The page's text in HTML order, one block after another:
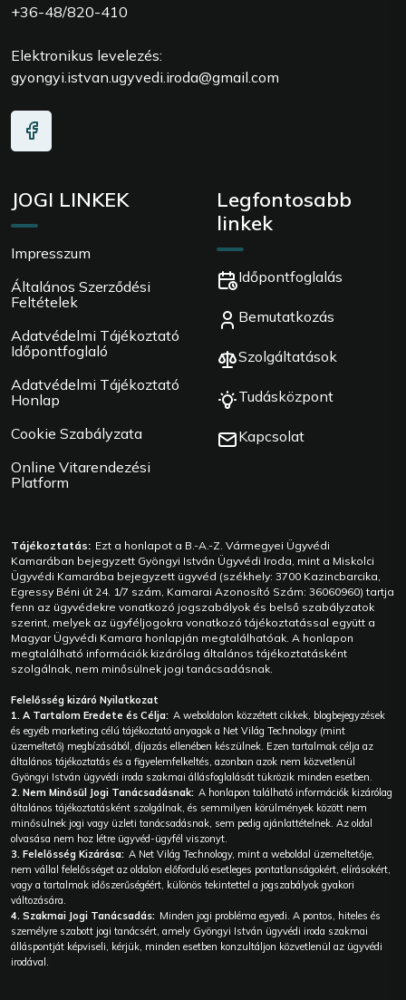
+36-48/820-410
Elektronikus levelezés:
gyongyi.istvan.ugyvedi.iroda@gmail.com
JOGI LINKEK
Impresszum
Általános Szerződési
Feltételek
Adatvédelmi Tájékoztató
Időpontfoglaló
Adatvédelmi Tájékoztató
Honlap
Cookie Szabályzata
Online Vitarendezési
Platform
Legfontosabb
linkek
Időpontfoglalás
Bemutatkozás
Szolgáltatások
Tudásközpont
Kapcsolat
Tájékoztatás: Ezt a honlapot a B.-A.-Z. Vármegyei Ügyvédi
Kamarában bejegyzett Gyöngyi István Ügyvédi Iroda, mint a Miskolci
Ügyvédi Kamarába bejegyzett ügyvéd (székhely: 3700 Kazincbarcika,
Egressy Béni út 24. 1/7 szám, Kamarai Azonosító Szám: 36060960) tartja
fenn az ügyvédekre vonatkozó jogszabályok és belső szabályzatok
szerint, melyek az ügyféljogokra vonatkozó tájékoztatással együtt a
Magyar Ügyvédi Kamara honlapján megtalálhatóak. A honlapon
megtalálható információk kizárólag általános tájékoztatásként
szolgálnak, nem minősülnek jogi tanácsadásnak.
Felelősség kizáró Nyilatkozat
1. A Tartalom Eredete és Célja: A weboldalon közzétett cikkek, blogbejegyzések
és egyéb marketing célú tájékoztató anyagok a Net Világ Technology (mint
üzemeltető) megbízásából, díjazás ellenében készülnek. Ezen tartalmak célja az
általános tájékoztatás és a figyelemfelkeltés, azonban azok nem közvetlenül
Gyöngyi István ügyvédi iroda szakmai állásfoglalását tükrözik minden esetben.
2. Nem Minősül Jogi Tanácsadásnak: A honlapon található információk kizárólag
általános tájékoztatásként szolgálnak, és semmilyen körülmények között nem
minősülnek jogi vagy üzleti tanácsadásnak, sem pedig ajánlattételnek. Az oldal
olvasása nem hoz létre ügyvéd-ügyfél viszonyt.
3. Felelősség Kizárása: A Net Világ Technology, mint a weboldal üzemeltetője,
nem vállal felelősséget az oldalon előforduló esetleges pontatlanságokért, elírásokért,
vagy a tartalmak időszerűségéért, különös tekintettel a jogszabályok gyakori
változására.
4. Szakmai Jogi Tanácsadás: Minden jogi probléma egyedi. A pontos, hiteles és
személyre szabott jogi tanácsért, amely Gyöngyi István ügyvédi iroda szakmai
álláspontját képviseli, kérjük, minden esetben konzultáljon közvetlenül az ügyvédi
irodával.